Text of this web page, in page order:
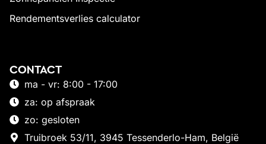
Rendementsverlies calculator
CONTACT
ma - vr: 8:00 - 17:00
za: op afspraak
zo: gesloten
Truibroek 53/11, 3945 Tessenderlo-Ham, België